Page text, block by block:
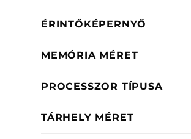
ÉRINTŐKÉPERNYŐ
MEMÓRIA MÉRET
PROCESSZOR TÍPUSA
TÁRHELY MÉRET